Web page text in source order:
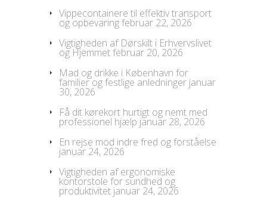
Vippecontainere til effektiv transport
og opbevaringfebruar 22, 2026
Vigtigheden af Dørskilt i Erhvervslivet
og Hjemmetfebruar 20, 2026
Mad og drikke i København for
familier og festlige anledninger januar
30, 2026
Få dit kørekort hurtigt og nemt med
professionel hjælp januar 28, 2026
En rejse mod indre fred og forståelse
januar 24, 2026
Vigtigheden af ergonomiske
kontorstole for sundhed og
produktivitet januar 24, 2026